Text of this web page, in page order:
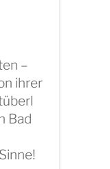
–
ihrer
Bad